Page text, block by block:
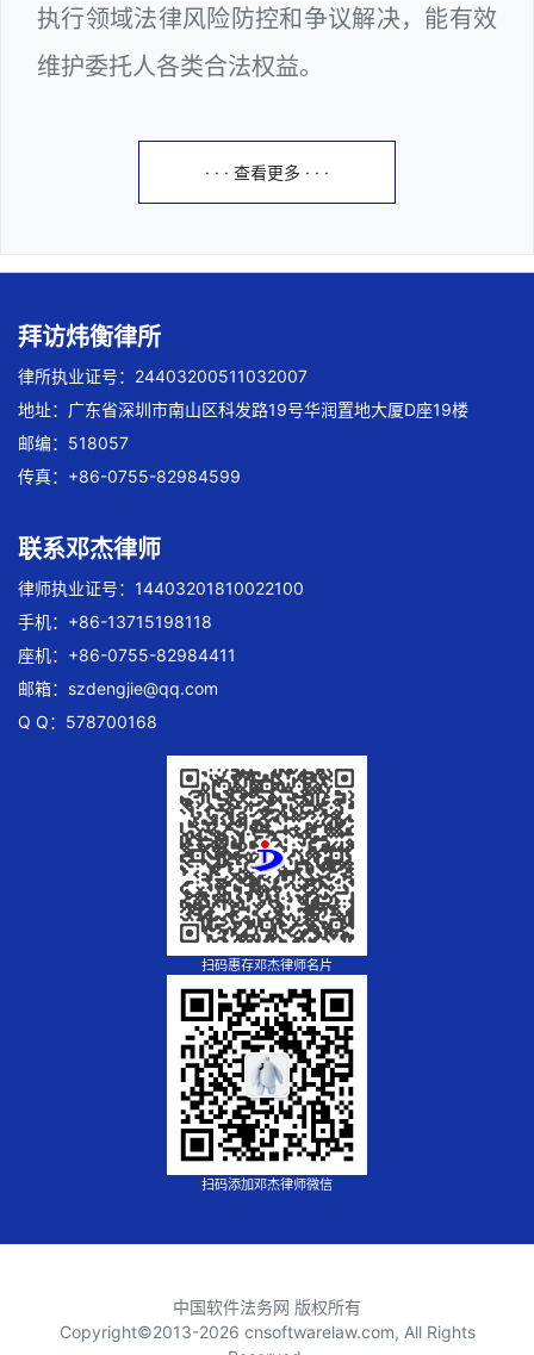
执行领域法律风险防控和争议解决，能有效
维护委托人各类合法权益。
· · · 查看更多 · · ·
拜访炜衡律所
律所执业证号：24403200511032007
地址：广东省深圳市南山区科发路19号华润置地大厦D座19楼
邮编：518057
传真：+86-0755-82984599
联系邓杰律师
律师执业证号：14403201810022100
手机：+86-13715198118
座机：+86-0755-82984411
邮箱： szdengjie@qq.com
Q Q：578700168
扫码惠存邓杰律师名片
扫码添加邓杰律师微信
中国软件法务网 版权所有
Copyright©2013-2026 cnsoftwarelaw.com, All Rights